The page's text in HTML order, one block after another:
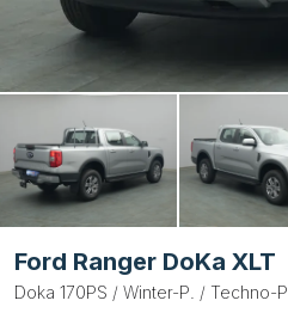
Ford Ranger DoKa XLT
Doka 170PS / Winter-P. / Techno-P